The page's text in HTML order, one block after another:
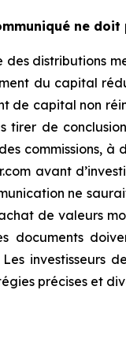
ne
des distributions
du capital
de capital non
tirer de
commissions, à
avant
ne
de valeurs
documents
Les investisseurs
précises et